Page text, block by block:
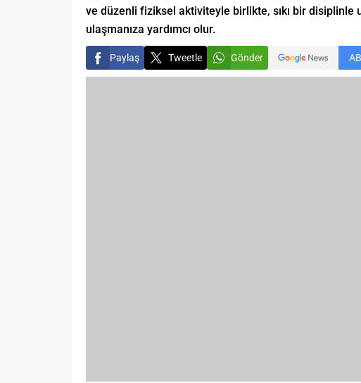
ve düzenli fiziksel aktiviteyle birlikte, sıkı bir
ulaşmanıza yardımcı olur.
Paylaş Tweetle Gönder